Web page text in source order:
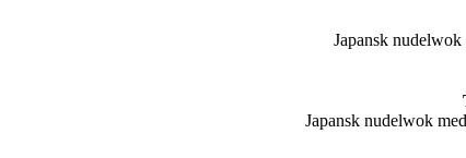
Japansk
Japansk nudelwok